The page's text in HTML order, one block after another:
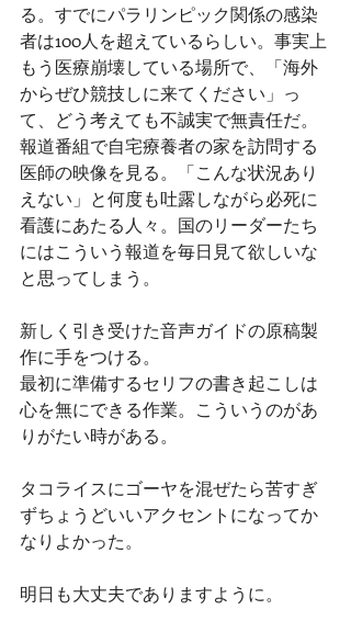
る。すでにパラリンピック関係の感染
者は100人を超えているらしい。事実上
もう医療崩壊している場所で、「海外
からぜひ競技しに来てください」っ
て、どう考えても不誠実で無責任だ。
報道番組で自宅療養者の家を訪問する
医師の映像を見る。「こんな状況あり
えない」と何度も吐露しながら必死に
看護にあたる人々。国のリーダーたち
にはこういう報道を毎日見て欲しいな
と思ってしまう。
新しく引き受けた音声ガイドの原稿製
作に手をつける。
最初に準備するセリフの書き起こしは
心を無にできる作業。こういうのがあ
りがたい時がある。
タコライスにゴーヤを混ぜたら苦すぎ
ずちょうどいいアクセントになってか
なりよかった。
明日も大丈夫でありますように。